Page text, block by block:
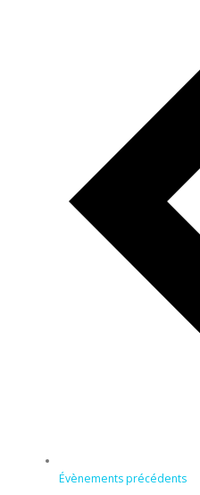
Évènementsprécédents